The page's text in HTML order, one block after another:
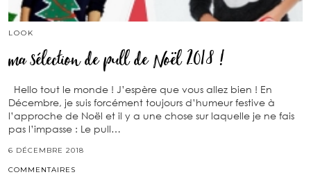
LOOK
ma sélection de pull de Noël 2018 !
Hello tout le monde ! J’espère que vous allez bien ! En
Décembre, je suis forcément toujours d’humeur festive à
l’approche de Noël et il y a une chose sur laquelle je ne fais
pas l’impasse : Le pull…
6 DÉCEMBRE 2018
COMMENTAIRES